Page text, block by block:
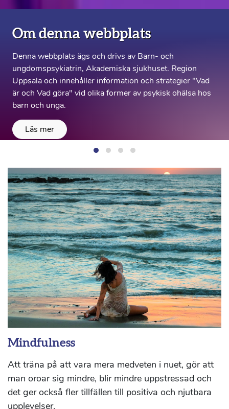
Om denna webbplats
Denna webbplats ägs och drivs av Barn- och
ungdomspsykiatrin, Akademiska sjukhuset. Region
Uppsala och innehåller information och strategier "Vad
är och Vad göra" vid olika former av psykisk ohälsa hos
barn och unga.
Läs mer
Mindfulness
Att träna på att vara mera medveten i nuet, gör att
man oroar sig mindre, blir mindre uppstressad och
det ger också fler tillfällen till positiva och njutbara
upplevelser.